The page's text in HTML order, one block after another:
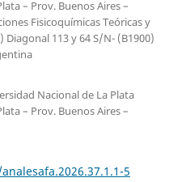
– Prov. Buenos Aires –
Fisicoquímicas Teóricas y
Diagonal 113 y 64 S/N- (B1900)
Nacional de La Plata
– Prov. Buenos Aires –
5